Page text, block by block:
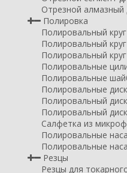
Отрезной алмазный
Полировка
Полировальный
Полировальный
Полировальный
Полировальные
Полировальные
Полировальные
Полировальный
Полировальный
Салфетка из
Полировальные
Полировальные
Резцы
Резцы для